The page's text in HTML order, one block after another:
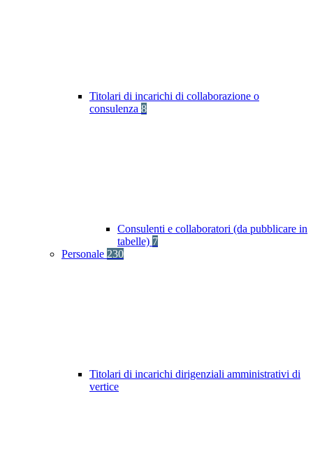
Titolari di incarichi di collaborazione o
consulenza 8
Consulenti e collaboratori (da pubblicare in
tabelle) 7
Personale 230
Titolari di incarichi dirigenziali amministrativi di
vertice